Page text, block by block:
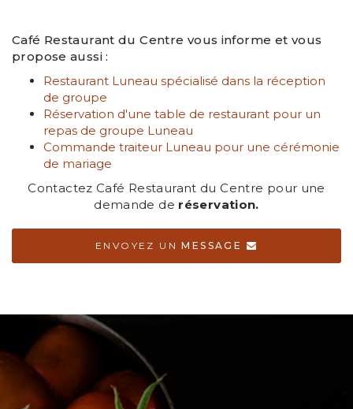
Café Restaurant du Centre vous informe et vous
propose aussi :
Restaurant Luneau spécialisé dans la réception
de groupe
Réservation d'une table de restaurant pour un
repas de groupe Luneau
Commande traiteur Luneau pour une cérémonie
de mariage
Contactez Café Restaurant du Centre pour une
demande de réservation.
ENVOYEZ UNMESSAGE